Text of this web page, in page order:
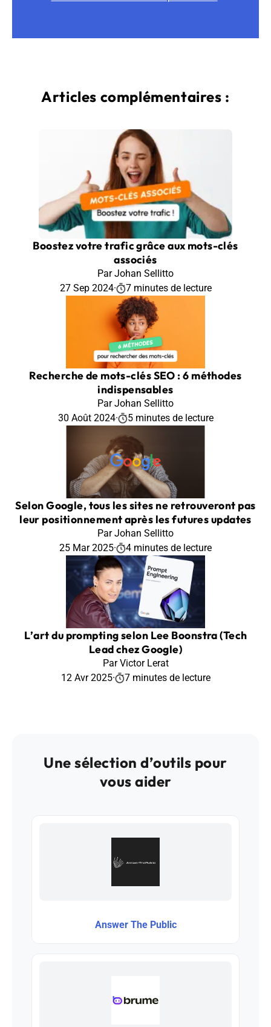
Articles complémentaires :
Boostez votre trafic grâce aux mots-clés
associés
Par Johan Sellitto
27 Sep 2024· 7 minutes de lecture
Recherche de mots-clés SEO : 6 méthodes
indispensables
Par Johan Sellitto
30 Août 2024· 5 minutes de lecture
Selon Google, tous les sites ne retrouveront pas
leur positionnement après les futures updates
Par Johan Sellitto
25 Mar 2025· 4 minutes de lecture
L’art du prompting selon Lee Boonstra (Tech
Lead chez Google)
Par Victor Lerat
12 Avr 2025· 7 minutes de lecture
Une sélection d’outils pour
vous aider
Answer The Public